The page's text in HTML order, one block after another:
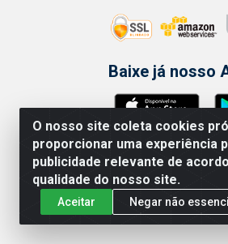
O nosso site coleta cookies
proporcionar uma experiência
publicidade relevante de
qualidade do nosso site.
Aceitar Negar não
Baixe já nosso
A.R.